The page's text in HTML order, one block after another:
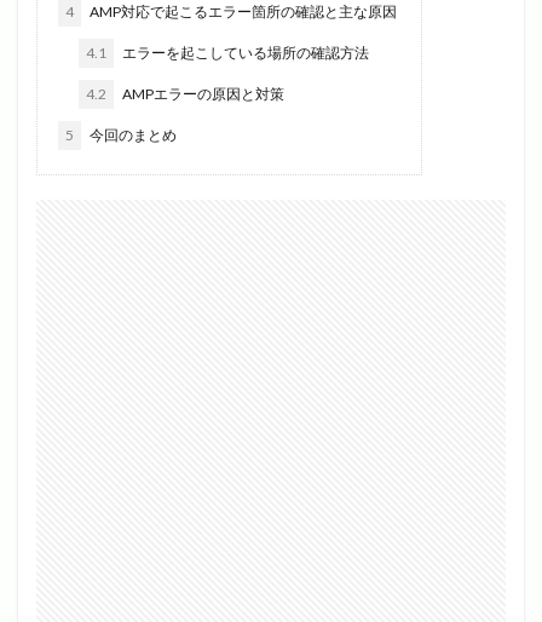
4 AMP対応で起こるエラー箇所の確認と主な原因
4.1 エラーを起こしている場所の確認方法
4.2 AMPエラーの原因と対策
5 今回のまとめ